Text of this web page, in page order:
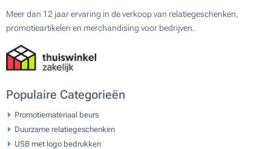
Meer dan 12 jaar ervaring in de verkoop van relatiegeschenken,
promotieartikelen en merchandising voor bedrijven.
Populaire Categorieën
Promotiemateriaal beurs
Duurzame relatiegeschenken
USB met logo bedrukken